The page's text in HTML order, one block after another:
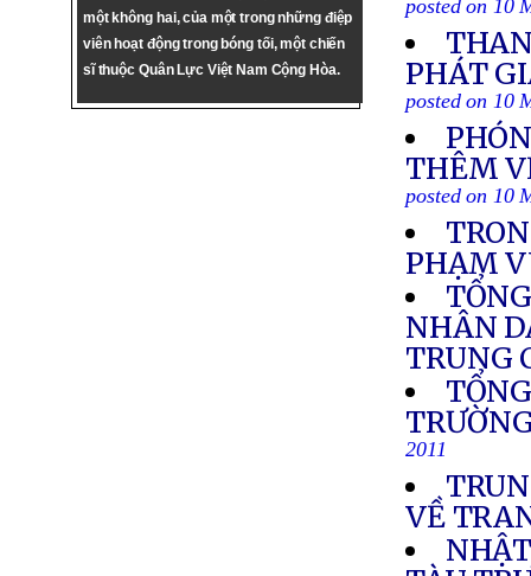
một không hai, của một trong những điệp
viên hoạt động trong bóng tối, một chiến
sĩ thuộc Quân Lực Việt Nam Cộng Hòa.
posted on 10
PHÁT
posted on 10
THÊM
posted on 10
PHẠM
NHÂN
TRUNG
2011
VỀ